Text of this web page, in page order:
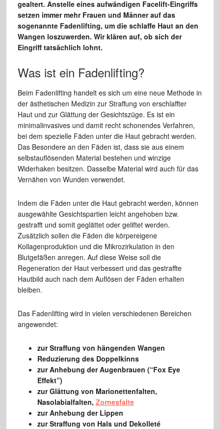
gealtert. Anstelle eines aufwändigen Facelift-Eingriffs
setzen immer mehr Frauen und Männer auf das
sogenannte Fadenlifting, um die schlaffe Haut an den
Wangen loszuwerden. Wir klären auf, ob sich der
Eingriff tatsächlich lohnt.
Was ist ein Fadenlifting?
Beim Fadenlifting handelt es sich um eine neue Methode in
der ästhetischen Medizin zur Straffung von erschlaffter
Haut und zur Glättung der Gesichtszüge. Es ist ein
minimalinvasives und damit recht schonendes Verfahren,
bei dem spezielle Fäden unter die Haut gebracht werden.
Das Besondere an den Fäden ist, dass sie aus einem
selbstauflösenden Material bestehen und winzige
Widerhaken besitzen. Dasselbe Material wird auch für das
Vernähen von Wunden verwendet.
Indem die Fäden unter die Haut gebracht werden, können
ausgewählte Gesichtspartien leicht angehoben bzw.
gestrafft und somit geglättet oder geliftet werden.
Zusätzlich sollen die Fäden die körpereigene
Kollagenproduktion und die Mikrozirkulation in den
Blutgefäßen anregen. Auf diese Weise soll die
Regeneration der Haut verbessert und das gestraffte
Hautbild auch nach dem Auflösen der Fäden erhalten
bleiben.
Das Fadenlifting wird in vielen verschiedenen Bereichen
angewendet:
zur Straffung von hängenden Wangen
Reduzierung des Doppelkinns
zur Anhebung der Augenbrauen (“Fox Eye
Effekt”)
zur Glättung von Marionettenfalten,
Nasolabialfalten, Zornesfalte
zur Anhebung der Lippen
zur Straffung von Hals und Dekolleté